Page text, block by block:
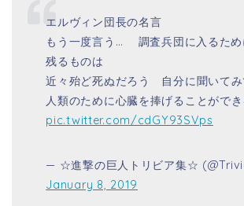
エルヴィン団長の名言
もう一度言う… 調査兵団に入るため
残るものは
近々殆ど死ぬだろう 自分に聞いて
人類のために心臓を捧げることがで
pic.twitter.com/cdGY93SVps
— ☆進撃の巨人トリビア集☆
January 8, 2019